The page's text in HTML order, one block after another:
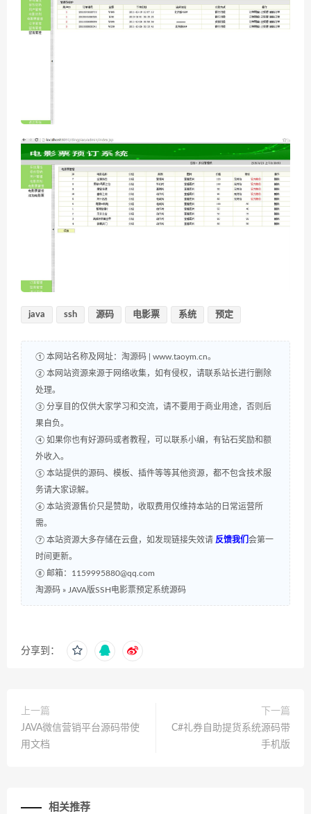
java ssh 源码 电影票 系统 预定
① 本网站名称及网址：淘源码 | www.taoym.cn。
② 本网站资源来源于网络收集，如有侵权，请联系站长进行删除
处理。
③ 分享目的仅供大家学习和交流，请不要用于商业用途，否则后
果自负。
④ 如果你也有好源码或者教程，可以联系小编，有钻石奖励和额
外收入。
⑤ 本站提供的源码、模板、插件等等其他资源，都不包含技术服
务请大家谅解。
⑥ 本站资源售价只是赞助，收取费用仅维持本站的日常运营所
需。
⑦ 本站资源大多存储在云盘，如发现链接失效请 反馈我们 会第一
时间更新。
⑧ 邮箱：1159995880@qq.com
淘源码 » JAVA版SSH电影票预定系统源码
分享到：
上一篇
JAVA微信营销平台源码带使
用文档
下一篇
C#礼券自助提货系统源码带
手机版
相关推荐